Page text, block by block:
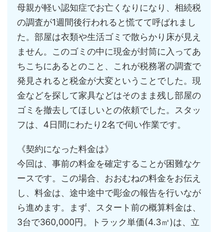
母親が軽い認知症でお亡くなりになり、相続税
の調査が1週間後行われると慌てて呼ばれまし
た。部屋は衣類や生活ゴミで散らかり床が見え
ません。このゴミの中に現金が封筒に入ってあ
ちこちにあるとのこと、これが税務署の調査で
発見されると税金が大変ということでした。現
金などを探して家具などはそのまま残し部屋の
ゴミを撤去してほしいとの依頼でした。スタッ
フは、4日間にわたり2名で伺い作業です。
《契約になった料金は》
今回は、事前の料金を確定することが困難なケ
ースです。この場合、おおむねの料金をお伝え
し、料金は、途中途中で彫金の報告を行いなが
ら進めます。まず、スタート前の概算料金は、
3台で360,000円。トラック単価(4.3㎥)は、立